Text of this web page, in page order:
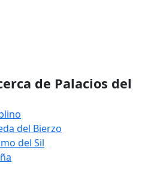
de Palacios del
del Bierzo
del Sil